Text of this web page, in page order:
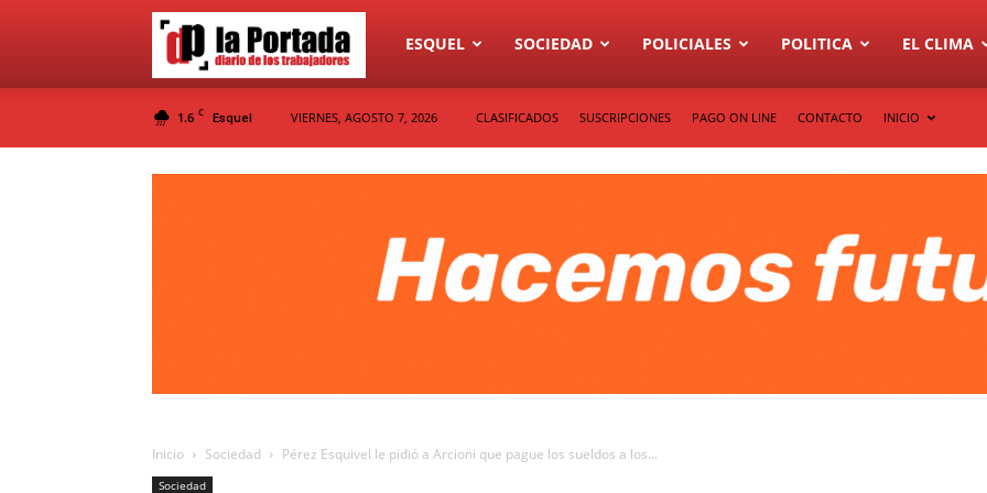
Diario
La
ESQUEL SOCIEDAD POLICIALES POLITICA EL CLIMA
1.6 C Esquel VIERNES, AGOSTO 7, 2026 CLASIFICADOS SUSCRIPCIONES PAGO ON LINE CONTACTO INICIO
Inicio Sociedad Pérez Esquivel le pidió a Arcioni que pague los sueldos a los...
Sociedad